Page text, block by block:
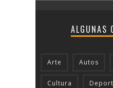
ALGUNAS
Arte Autos
Cultura